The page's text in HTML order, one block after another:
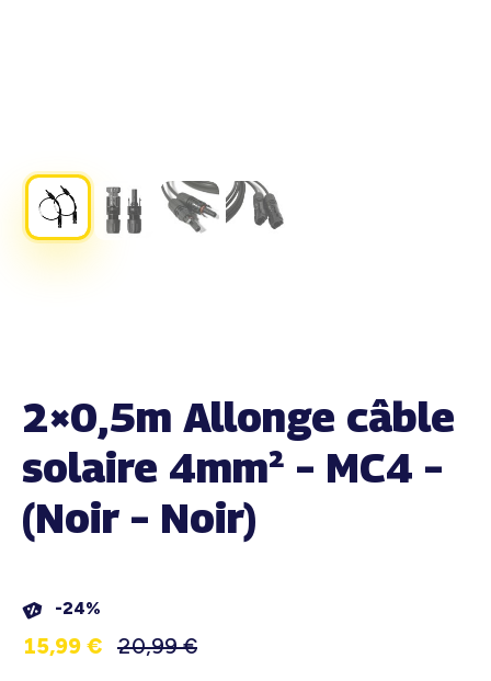
2×0,5m Allonge câble
solaire 4mm² – MC4 –
(Noir – Noir)
-24%
15,99 € 20,99€